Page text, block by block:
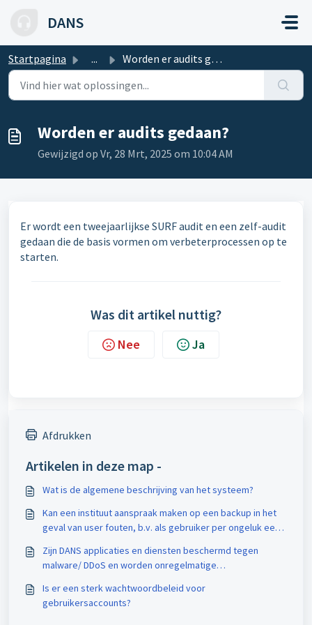
DANS
Startpagina ... Worden er audits gedaan?
Worden er audits gedaan?
Gewijzigd op Vr, 28 Mrt, 2025 om 10:04 AM
Er wordt een tweejaarlijkse SURF audit en een zelf-audit
gedaan die de basis vormen om verbeterprocessen op te
starten.
Was dit artikel nuttig?
Nee Ja
Afdrukken
Artikelen in deze map -
Wat is de algemene beschrijving van het systeem?
Kan een instituut aanspraak maken op een backup in het
geval van user fouten, b.v. als gebruiker per ongeluk een
Zijn DANS applicaties en diensten beschermd tegen
malware/ DDoS en worden onregelmatige
Is er een sterk wachtwoordbeleid voor
gebruikersaccounts?